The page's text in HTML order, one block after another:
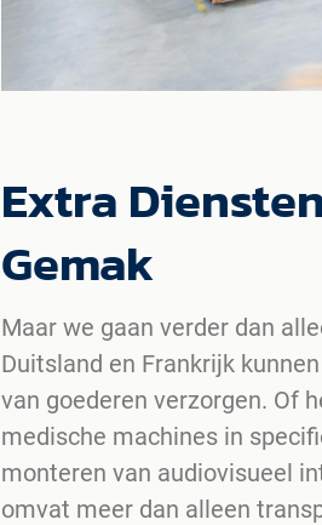
Extra
Gemak
Maar we gaan verder dan
Duitsland en Frankrijk
van goederen verzorgen. Of
medische machines in
monteren van audiovisueel
omvat meer dan alleen